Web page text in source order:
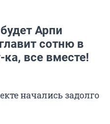
Арпи
сотню в
все вместе!
начались задолго